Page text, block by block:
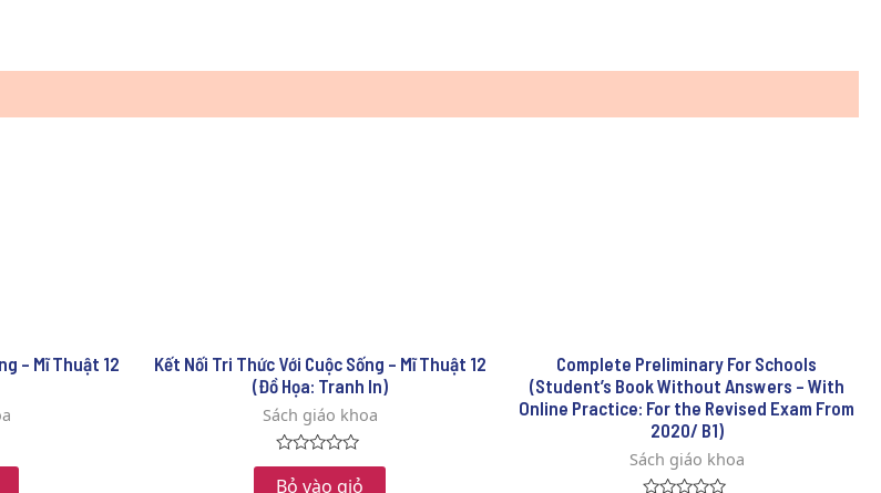
– Mĩ Thuật 12
Kết Nối Tri Thức Với Cuộc Sống – Mĩ Thuật 12
(Đồ Họa: Tranh In)
Sách giáo khoa
Rated
0
Bỏ vào giỏ
Complete Preliminary For Schools
(Student’s Book Without Answers – With
Online Practice: For the Revised Exam From
2020/ B1)
Sách giáo khoa